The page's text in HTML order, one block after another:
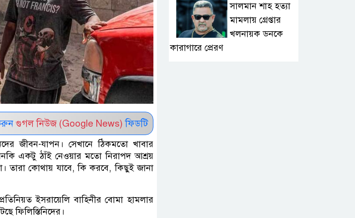
গুগল নিউজ (Google News) ফিডটি
জীবন-যাপন। সেখানে ঠিকমতো খাবার
একটু ঠাঁই নেওয়ার মতো নিরাপদ আশ্রয়
তারা কোথায় যাবে, কি করবে, কিছুই জানা
ইসরায়েলি বাহিনীর বোমা হামলার
ফিলিস্তিনিদের।
সালমান শাহ হত্যা
মামলায় গ্রেপ্তার
খলনায়ক ডনকে
কারাগারে প্রেরণ